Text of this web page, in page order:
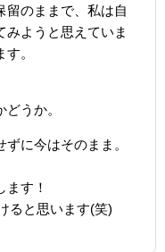
留のままで、私は自
みようと思えていま
。
うか。
に今はそのまま。
す！
ると思います(笑)